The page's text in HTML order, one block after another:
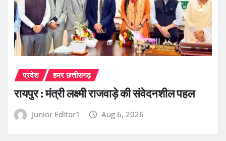
प्रदेश हमर छत्तीसगढ़
रायपुर : मंत्री लक्ष्मी राजवाड़े की संवेदनशील पहल
Junior Editor1 Aug 6, 2026